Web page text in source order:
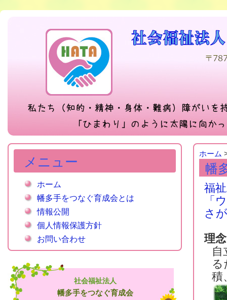
メニュー
ホーム
幡多手をつなぐ育成会とは
情報公開
個人情報保護方針
お問い合わせ
ホーム
幡
福
「
さ
理念
自
る
積
社会福祉法人
幡多手をつなぐ育成会